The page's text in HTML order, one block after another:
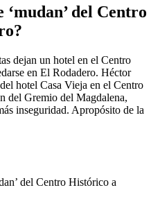
‘mudan’ del Centro
dejan un hotel en el Centro
en El Rodadero. Héctor
hotel Casa Vieja en el Centro
del Gremio del Magdalena,
inseguridad. Apropósito de la